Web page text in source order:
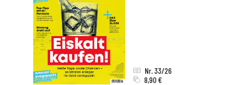
Nr. 33/26
8,90 €